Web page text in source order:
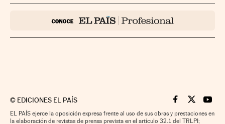
© EDICIONES EL PAÍS Cinco Días en
Cinco Días
Cinco
EL PAÍS ejerce la oposición expresa frente al uso de sus obras y prestaciones en
la elaboración de revistas de prensa prevista en el artículo 32.1 del TRLPI;